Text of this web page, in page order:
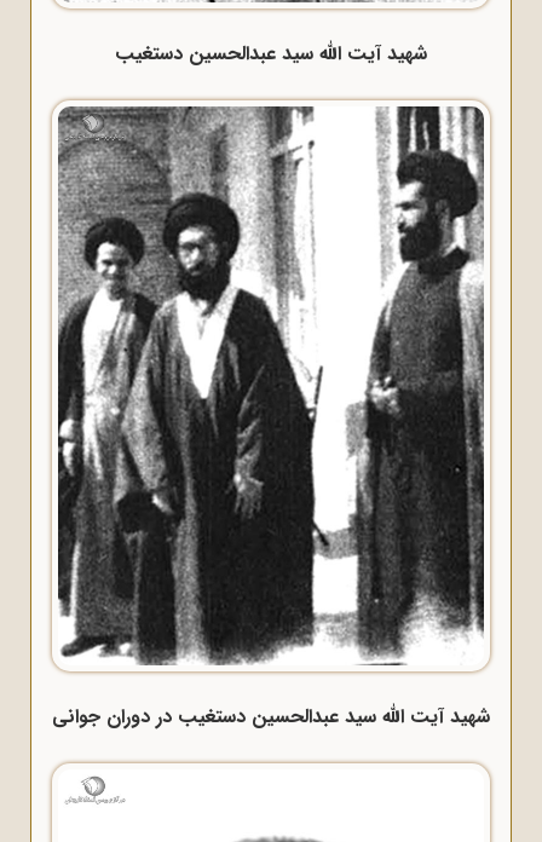
شهید آیت الله سید عبدالحسین دستغیب
شهید آیت الله سید عبدالحسین دستغیب در دوران جوانی